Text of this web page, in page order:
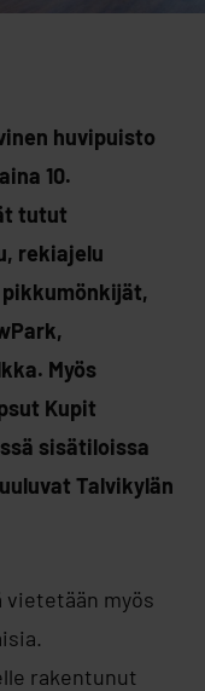
huvipuisto
10.
tutut
rekiajelu
Myös
Kupit
sisätiloissa
Talvikylän
vietetään myös
rakentunut